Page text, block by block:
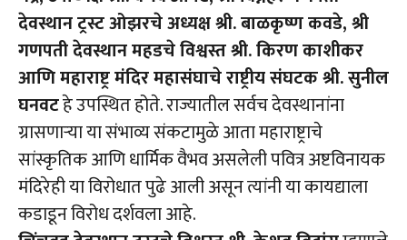
देवस्थान ट्रस्ट ओझरचे अध्यक्ष श्री. बाळकृष्ण कवडे, श्री
गणपती देवस्थान महडचे विश्वस्त श्री. किरण काशीकर
आणि महाराष्ट्र मंदिर महासंघाचे राष्ट्रीय संघटक श्री. सुनील
घनवटहे उपस्थित होते. राज्यातील सर्वच देवस्थानांना
ग्रासणाऱ्या या संभाव्य संकटामुळे आता महाराष्ट्राचे
सांस्कृतिक आणि धार्मिक वैभव असलेली पवित्र अष्टविनायक
मंदिरेही या विरोधात पुढे आली असून त्यांनी या कायद्याला
कडाडून विरोध दर्शवला आहे.